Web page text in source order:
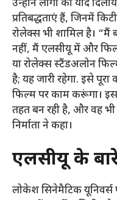
उन्होंने लोगों को याद
प्रतिबद्धताएं हैं, जिनमें
रोलेक्स भी शामिल है।
नहीं, मैं एलसीयू में और
या रोलेक्स स्टैंडअलोन
है; यह जारी रहेगा. इसे
फिल्म पर काम करूंगा।
तहत बन रही है, और वह
निर्माता ने कहा।
एलसीयू के
लोकेश सिनेमैटिक